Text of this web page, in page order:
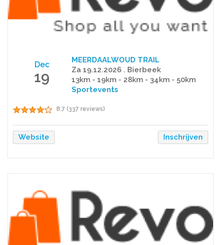
Dec
19
MEERDAALWOUD TRAIL
Za 19.12.2026 . Bierbeek
13km - 19km - 28km - 34km - 50km
Sportevents
8.7 (337 reviews)
Website Inschrijven